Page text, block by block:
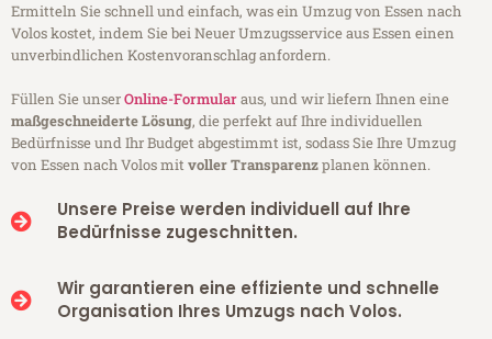
Ermitteln Sie schnell und einfach, was ein Umzug von Essen nach
Volos kostet, indem Sie bei Neuer Umzugsservice aus Essen einen
unverbindlichen Kostenvoranschlag anfordern.
Füllen Sie unserOnline-Formularaus, und wir liefern Ihnen eine
maßgeschneiderte Lösung, die perfekt auf Ihre individuellen
Bedürfnisse und Ihr Budget abgestimmt ist, sodass Sie Ihre Umzug
von Essen nach Volos mitvoller Transparenzplanen können.
Unsere Preise werden individuell auf Ihre
Bedürfnisse zugeschnitten.
Wir garantieren eine effiziente und schnelle
Organisation Ihres Umzugs nach Volos.